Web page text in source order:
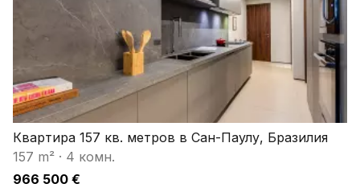
Квартира 157 кв. метров в Сан-Паулу, Бразилия
157 m² · 4 комн.
966 500 €